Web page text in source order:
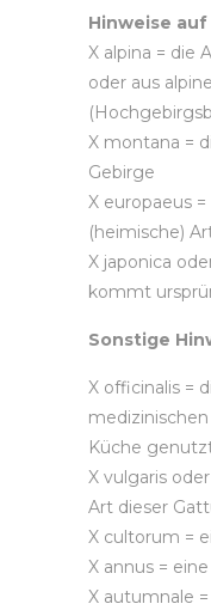
Hinweise
X alpina = die
oder aus
X montana =
Gebirge
X europaeus
(heimische)
X japonica
kommt
Sonstige
X officinalis =
Küche
X vulgaris
Art dieser
X cultorum =
X annus =
X autumnale